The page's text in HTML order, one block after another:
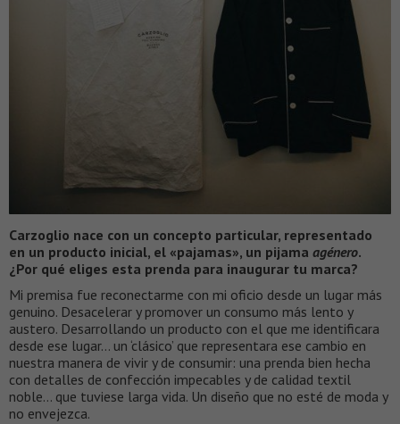
Carzoglio nace con un concepto particular, representado
en un producto inicial, el «pajamas», un pijama agénero.
¿Por qué eliges esta prenda para inaugurar tu marca?
Mi premisa fue reconectarme con mi oficio desde un lugar más
genuino. Desacelerar y promover un consumo más lento y
austero. Desarrollando un producto con el que me identificara
desde ese lugar… un ‘clásico’ que representara ese cambio en
nuestra manera de vivir y de consumir: una prenda bien hecha
con detalles de confección impecables y de calidad textil
noble… que tuviese larga vida. Un diseño que no esté de moda y
no envejezca.